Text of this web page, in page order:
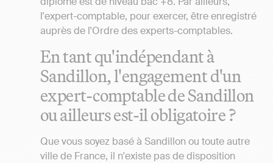
l'expert-comptable, pour exercer, être enregistré
auprès de l'Ordre des experts-comptables.
En tant qu'indépendant à
Sandillon, l'engagement d'un
expert-comptable de Sandillon
ou ailleurs est-il obligatoire ?
Que vous soyez basé à Sandillon ou toute autre
ville de France, il n'existe pas de disposition